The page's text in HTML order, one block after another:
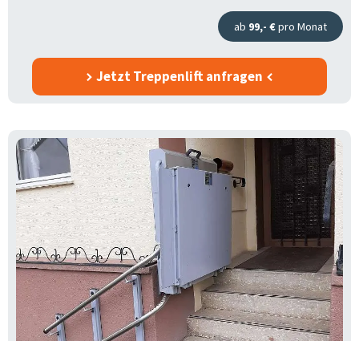
ab 99,- €pro Monat
Jetzt Treppenlift anfragen